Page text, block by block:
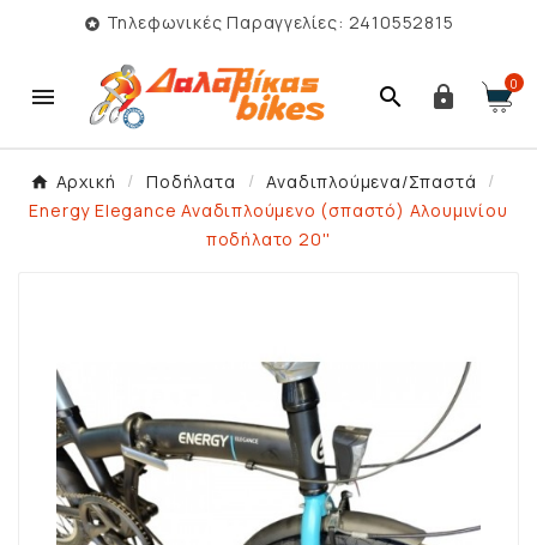
 Τηλεφωνικές Παραγγελίες: 2410552815
   0
Αρχική Ποδήλατα
Αναδιπλούμενα/Σπαστά
Energy Elegance Αναδιπλούμενο (σπαστό) Αλουμινίου
ποδήλατο 20''